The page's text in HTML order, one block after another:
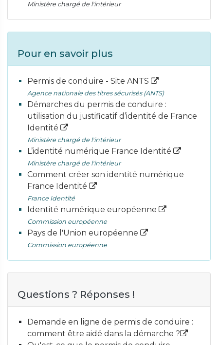
Ministère chargé de l'intérieur
Pour en savoir plus
Permis de conduire - Site ANTS
Agence nationale des titres sécurisés (ANTS)
Démarches du permis de conduire :
utilisation du justificatif d’identité de France
Identité
Ministère chargé de l'intérieur
L’identité numérique France Identité
Ministère chargé de l'intérieur
Comment créer son identité numérique
France Identité
France Identité
Identité numérique européenne
Commission européenne
Pays de l'Union européenne
Commission européenne
Questions ? Réponses !
Demande en ligne de permis de conduire :
comment être aidé dans la démarche ?